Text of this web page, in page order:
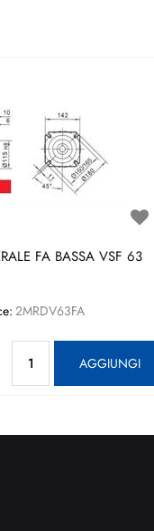
FA BASSA VSF 63
2MRDV63FA
AGGIUNGI